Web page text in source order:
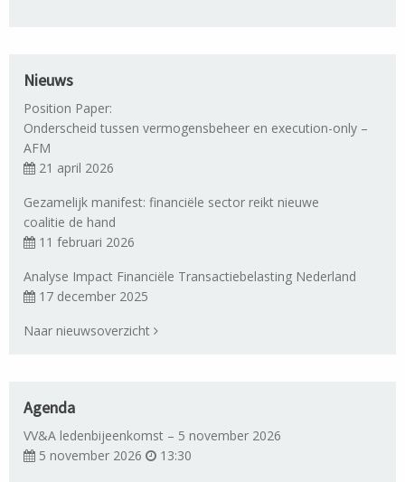
Nieuws
Position Paper:
Onderscheid tussen vermogensbeheer en execution-only –
AFM
21 april 2026
Gezamelijk manifest: financiële sector reikt nieuwe
coalitie de hand
11 februari 2026
Analyse Impact Financiële Transactiebelasting Nederland
17 december 2025
Naar nieuwsoverzicht
Agenda
VV&A ledenbijeenkomst – 5 november 2026
5 november 2026
13:30